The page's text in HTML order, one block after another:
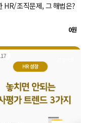
HR/조직문제, 그 해법은?
0원